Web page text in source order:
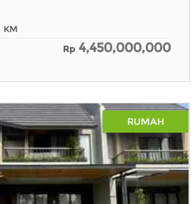
KM
Rp 4,450,000,000
RUMAH